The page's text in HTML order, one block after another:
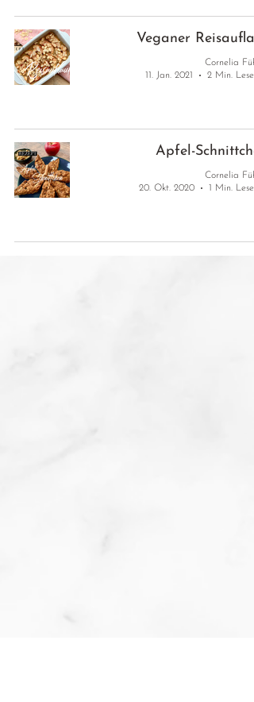
Veganer
Cornelia
11. Jan. 2021
2 Min.
Apfel-
Cornelia
20. Okt. 2020
1 Min.